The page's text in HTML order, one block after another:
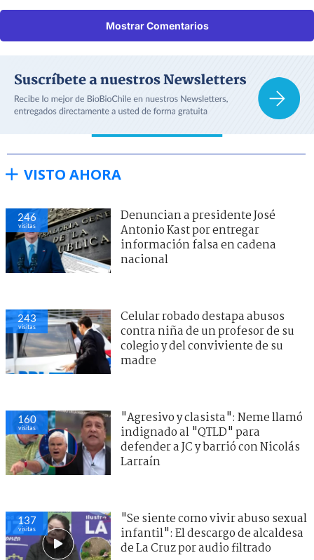
Mostrar Comentarios
VISTO AHORA
246
visitas
Denuncian a presidente José
Antonio Kast por entregar
información falsa en cadena
nacional
243
visitas
Celular robado destapa abusos
contra niña de un profesor de su
colegio y del conviviente de su
madre
160
visitas
"Agresivo y clasista": Neme llamó
indignado al "QTLD" para
defender a JC y barrió con Nicolás
Larraín
137
visitas
"Se siente como vivir abuso sexual
infantil": El descargo de alcaldesa
de La Cruz por audio filtrado